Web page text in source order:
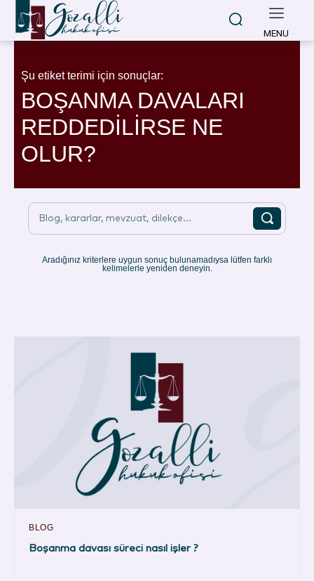
MENU
Şu etiket terimi için sonuçlar:
BOŞANMA DAVALARI
REDDEDİLİRSE NE
OLUR?
Blog, kararlar, mevzuat, dilekçe...
Aradığınız kriterlere uygun sonuç bulunamadıysa lütfen farklı
kelimelerle yeniden deneyin.
BLOG
Boşanma davası süreci nasıl işler ?